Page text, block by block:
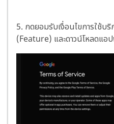
5. กดยอมรับเงื่อนไขการใช้บริ
(Feature) และดาวน์โหลดแอ